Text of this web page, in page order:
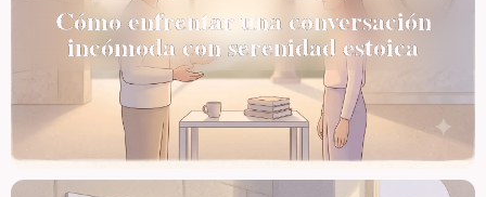
Cómo enfrentar una conversación
incómoda con serenidad estoica